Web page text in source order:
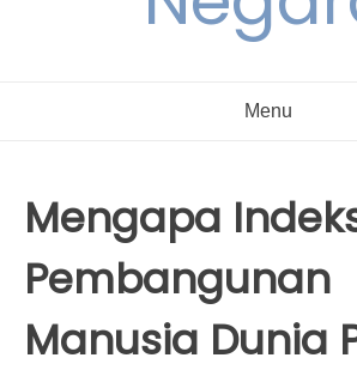
Menu
Mengapa
Pembangunan
Manusia Dunia